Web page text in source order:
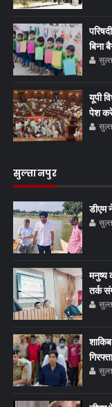
बिना
यूपी
पेश
सुल्तानपुर
डीएम
मनुष्य
तर्क